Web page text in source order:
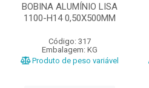
BOBINA ALUMÍNIO LISA
1100-H14 0,50X500MM
Código: 317
Embalagem: KG
Produto de peso variável